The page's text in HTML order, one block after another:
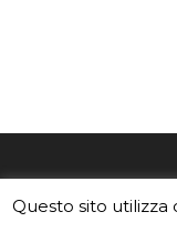
Questo sito